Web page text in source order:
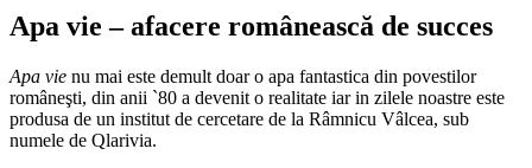
Apa vie – afacere românească de succes
Apa vie nu mai este demult doar o apa fantastica din povestilor
româneşti, din anii `80 a devenit o realitate iar in zilele noastre este
produsa de un institut de cercetare de la Râmnicu Vâlcea, sub
numele de Qlarivia.